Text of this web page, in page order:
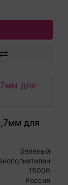
для
Зеленый
15000
Россия